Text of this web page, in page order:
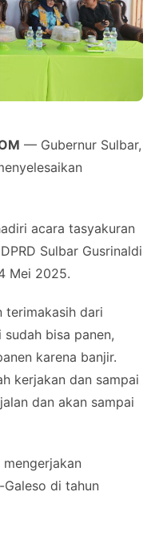
— Gubernur Sulbar,
acara tasyakuran
Sulbar Gusrinaldi
Mei 2025.
terimakasih dari
bisa panen,
karena banjir.
kerjakan dan sampai
dan akan sampai
di tahun